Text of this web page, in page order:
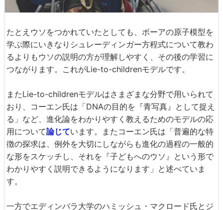
たとえウソをつかれていたとしても、ボーアの原子模型を
学ぶ際にいきなりシュレーディンガー方程式について教わ
るよりもウソの説明の方が理解しやすく、その後の学習に
つながります。これがLie-to-childrenモデルです。
またLie-to-childrenモデルはさまざまな分野で用いられて
おり、コーエン氏は「DNAの目的を『青写真』として捉え
る」など、進化論をわかりやすく教えるためのモデルの応
用について論じています。またコーエン氏は「普遍的な特
徴の探求は、例外を大切にしながらも進化の過程の一般的
な形をスケッチし、それを『子どもへのウソ』という形で
わかりやすく説明できるようになります」と述べていま
す。
一方でエディンバラ大学のハミッシュ・マクロード氏とジ